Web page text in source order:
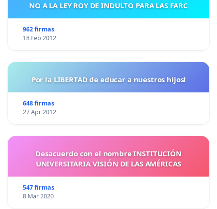
NO A LA LEY ROY DE INDULTO PARA LAS FARC
962 firmas
18 Feb 2012
Por la LIBERTAD de educar a nuestros hijos!
648 firmas
27 Apr 2012
Desacuerdo con el nombre INSTITUCIÓN
UNIVERSITARIA VISIÓN DE LAS AMÉRICAS
547 firmas
8 Mar 2020